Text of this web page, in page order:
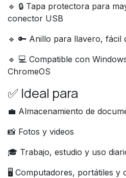
🔹 🔒 Tapa protectora para
conector USB
🔹 🔑 Anillo para llavero, fácil
🔹 💻 Compatible con
ChromeOS
✅ Ideal para
💼 Almacenamiento de
📸 Fotos y videos
🎓 Trabajo, estudio y uso
🖥️ Computadores, portátiles y